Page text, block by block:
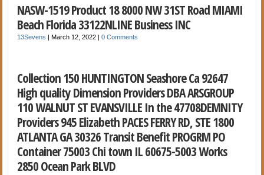
NASW-1519 Product 18 8000 NW 31ST Road MIAMI
Beach Florida 33122NLINE Business INC
13Sevens |March 12, 2022 |0 Comments
Collection 150 HUNTINGTON Seashore Ca 92647
High quality Dimension Providers DBA ARSGROUP
110 WALNUT ST EVANSVILLE In the 47708DEMNITY
Providers 945 Elizabeth PACES FERRY RD, STE 1800
ATLANTA GA 30326 Transit Benefit PROGRM PO
Container 75003 Chi town IL 60675-5003 Works
2850 Ocean Park BLVD